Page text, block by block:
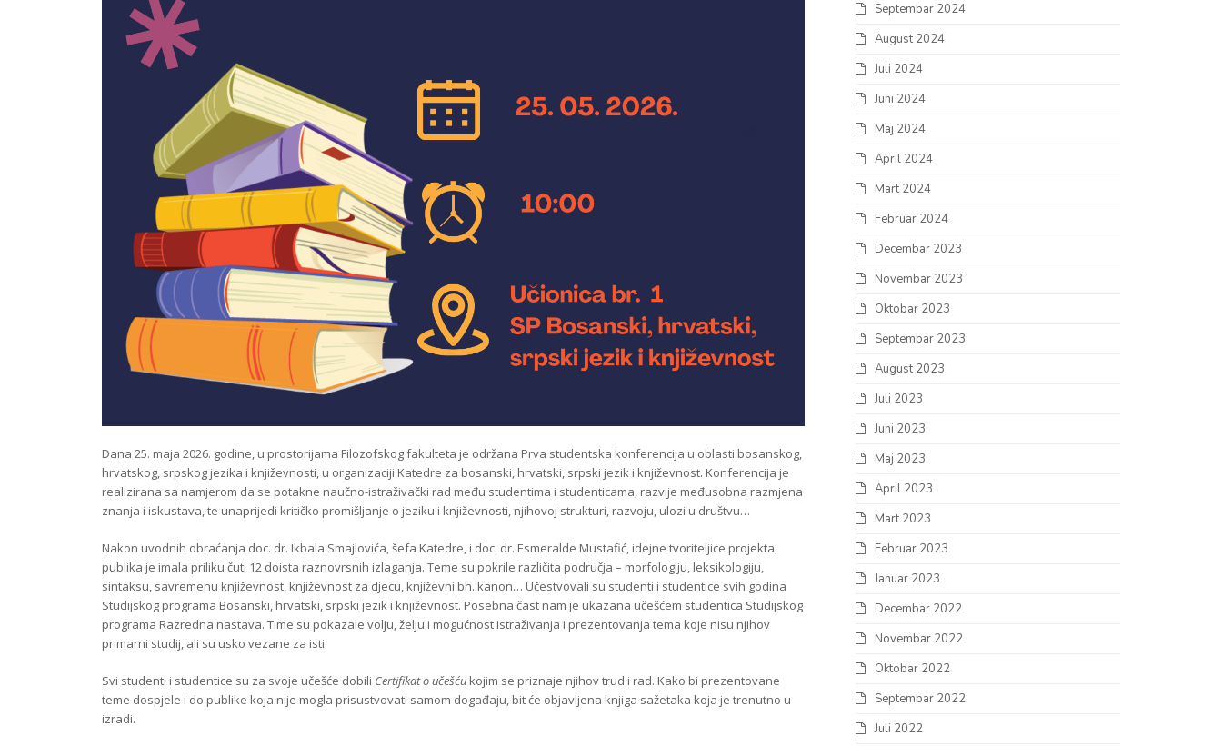
Dana 25. maja 2026. godine, u prostorijama Filozofskog fakulteta je održana Prva studentska konferencija u oblasti bosanskog,
hrvatskog, srpskog jezika i književnosti, u organizaciji Katedre za bosanski, hrvatski, srpski jezik i književnost. Konferencija je
realizirana sa namjerom da se potakne naučno-istraživački rad među studentima i studenticama, razvije međusobna razmjena
znanja i iskustava, te unaprijedi kritičko promišljanje o jeziku i književnosti, njihovoj strukturi, razvoju, ulozi u društvu…
Nakon uvodnih obraćanja doc. dr. Ikbala Smajlovića, šefa Katedre, i doc. dr. Esmeralde Mustafić, idejne tvoriteljice projekta,
publika je imala priliku čuti 12 doista raznovrsnih izlaganja. Teme su pokrile različita područja – morfologiju, leksikologiju,
sintaksu, savremenu književnost, književnost za djecu, književni bh. kanon… Učestvovali su studenti i studentice svih godina
Studijskog programa Bosanski, hrvatski, srpski jezik i književnost. Posebna čast nam je ukazana učešćem studentica Studijskog
programa Razredna nastava. Time su pokazale volju, želju i mogućnost istraživanja i prezentovanja tema koje nisu njihov
primarni studij, ali su usko vezane za isti.
Svi studenti i studentice su za svoje učešće dobili Certifikat o učešću kojim se priznaje njihov trud i rad. Kako bi prezentovane
teme dospjele i do publike koja nije mogla prisustvovati samom događaju, bit će objavljena knjiga sažetaka koja je trenutno u
izradi.
Septembar 2024
August 2024
Juli 2024
Juni 2024
Maj 2024
April 2024
Mart 2024
Februar 2024
Decembar 2023
Novembar 2023
Oktobar 2023
Septembar 2023
August 2023
Juli 2023
Juni 2023
Maj 2023
April 2023
Mart 2023
Februar 2023
Januar 2023
Decembar 2022
Novembar 2022
Oktobar 2022
Septembar 2022
Juli 2022